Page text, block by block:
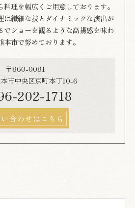
理を幅広くご用意しております。
は繊細な技とダイナミックな演出が
でショーを観るような高揚感を味わ
市で努めております。
〒860-0081
市中央区京町本丁10-6
202-1718
合わせはこちら